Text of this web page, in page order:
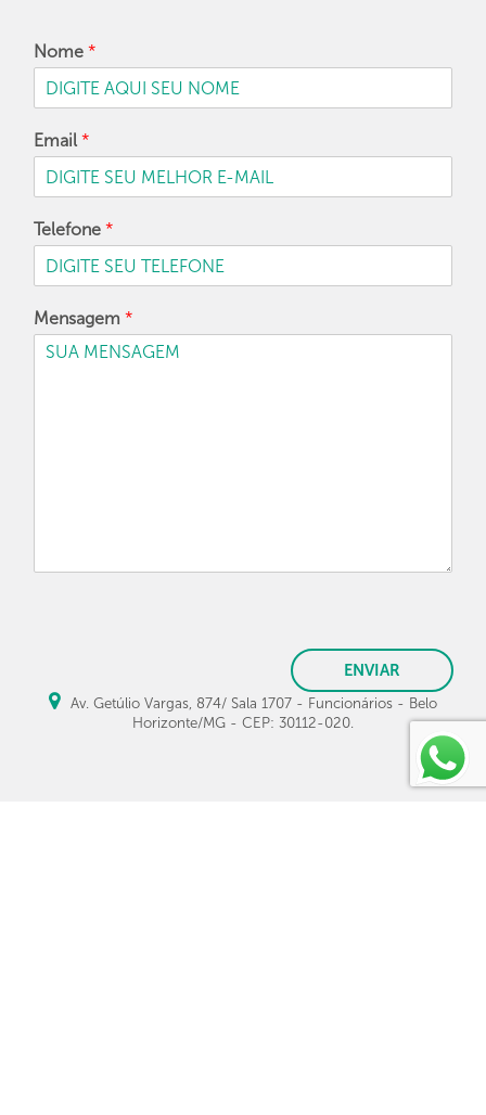
Nome *
Email *
Telefone *
Mensagem *
ENVIAR
Av. Getúlio Vargas, 874/ Sala 1707 - Funcionários - Belo
Horizonte/MG - CEP: 30112-020.